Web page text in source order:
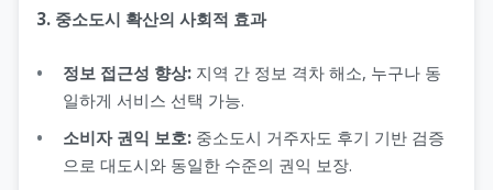
3. 중소도시 확산의 사회적 효과
정보 접근성 향상: 지역 간 정보 격차 해소, 누구나 동
일하게 서비스 선택 가능.
소비자 권익 보호: 중소도시 거주자도 후기 기반 검증
으로 대도시와 동일한 수준의 권익 보장.